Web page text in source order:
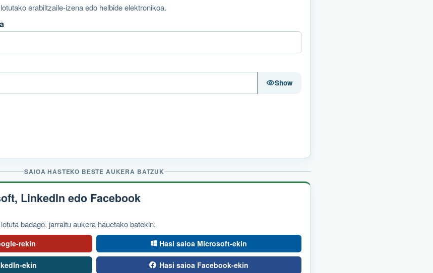
erabiltzaile-izena edo helbide elektronikoa.
Show
SAIOA HASTEKO BESTE AUKERA BATZUK
LinkedIn edo Facebook
badago, jarraitu aukera hauetako batekin.
rekin Hasi saioa Microsoft-ekin
ekin Hasi saioa Facebook-ekin